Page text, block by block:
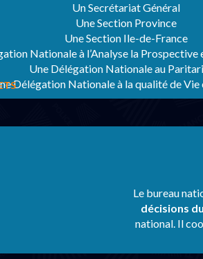
Un Secrétariat Général
Une Section Province
Une Section Ile-de-France
Nationale à l’Analyse la
Une Délégation Nationale au
Délégation Nationale à la qualité de Vie
Le bureau
décisions du
national. Il